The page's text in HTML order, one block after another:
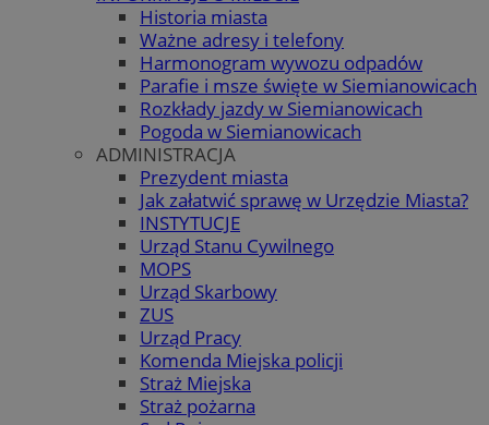
Historia miasta
Ważne adresy i telefony
Harmonogram wywozu odpadów
Parafie i msze święte w Siemianowicach
Rozkłady jazdy w Siemianowicach
Pogoda w Siemianowicach
ADMINISTRACJA
Prezydent miasta
Jak załatwić sprawę w Urzędzie Miasta?
INSTYTUCJE
Urząd Stanu Cywilnego
MOPS
Urząd Skarbowy
ZUS
Urząd Pracy
Komenda Miejska policji
Straż Miejska
Straż pożarna